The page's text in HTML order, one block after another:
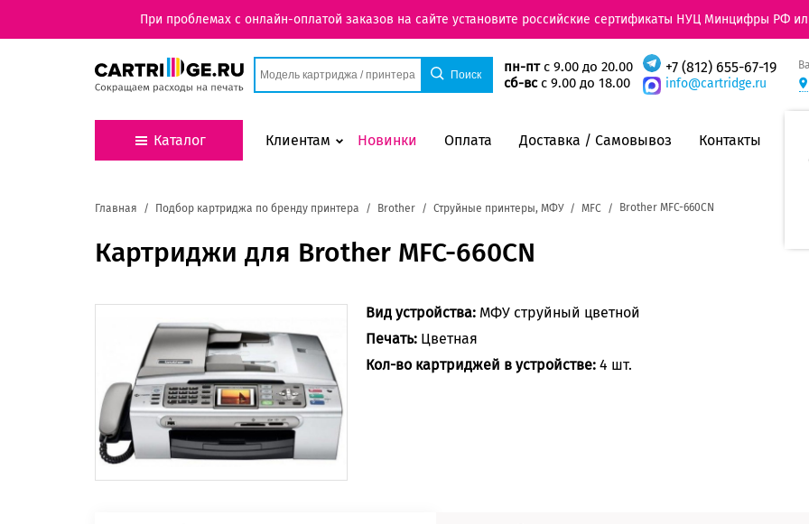
При проблемах с онлайн-оплатой заказов на сайте установите российские сертификаты НУЦ Минцифры РФ
пн-птс 9.00 до 20.00
сб-всс 9.00 до 18.00
+7 (812) 655-67-19
info@cartridge.ru
Каталог Клиентам Новинки Оплата Доставка / Самовывоз Контакты
Главная Подбор картриджа по бренду принтера Brother Струйные принтеры, МФУ MFC Brother MFC-660CN
Картриджи для Brother MFC-660CN
Вид устройства: МФУ струйный цветной
Печать: Цветная
Кол-во картриджей в устройстве: 4 шт.